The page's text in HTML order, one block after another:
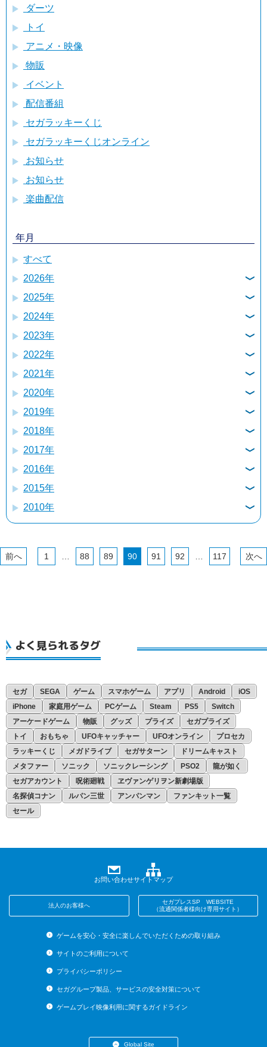
ダーツ
トイ
アニメ・映像
物販
イベント
配信番組
セガラッキーくじ
セガラッキーくじオンライン
お知らせ
お知らせ
楽曲配信
年月
すべて
2026年
8月
7月
6月
5月
4月
3月
2月
1月
2025年
12月
11月
10月
9月
8月
7月
6月
5月
4月
3月
2月
2024年
12月
11月
10月
9月
8月
7月
6月
5月
4月
3月
1月
2023年
12月
11月
10月
9月
8月
7月
6月
5月
4月
2月
2022年
12月
11月
10月
9月
8月
7月
6月
5月
3月
2021年
12月
11月
10月
9月
8月
7月
6月
4月
2020年
12月
11月
10月
9月
8月
7月
5月
4月
2019年
12月
11月
10月
9月
8月
6月
5月
1月
2018年
12月
11月
10月
9月
7月
6月
2月
2017年
12月
11月
10月
8月
7月
3月
1月
2016年
12月
11月
9月
8月
4月
2月
1月
2015年
12月
11月
10月
9月
4月
2010年
11月
1 … 88 89 90 91 92 … 117
よく見られるタグ
セガ SEGA ゲーム スマホゲーム アプリ Android
iOS
iPhone
家庭用ゲーム PCゲーム Steam PS5
Switch
アーケードゲーム
物販 グッズ プライズ
セガプライズ
トイ
おもちゃ UFOキャッチャー UFOオンライン
プロセカ
ラッキーくじ
メガドライブ セガサターン
ドリームキャスト
メタファー
ソニック ソニックレーシング PSO2
龍が如く
セガアカウント
呪術廻戦
ヱヴァンゲリヲン新劇場版
名探偵コナン
ルパン三世 アンパンマン
ファンキット一覧
セール
お問い合わせサイトマップ
法人のお客様へ
セガプレスSP WEBSITE
（流通関係者様向け専用サイト）
ゲームを安心・安全に楽しんでいただくための取り組み
サイトのご利用について
プライバシーポリシー
セガグループ製品、サービスの安全対策について
ゲームプレイ映像利用に関するガイドライン
Global Site